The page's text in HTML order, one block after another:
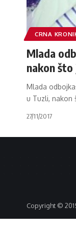
CRNA
Mlada
nakon
Mlada
u Tuzli, nakon
27/11/2017
Copyright ©